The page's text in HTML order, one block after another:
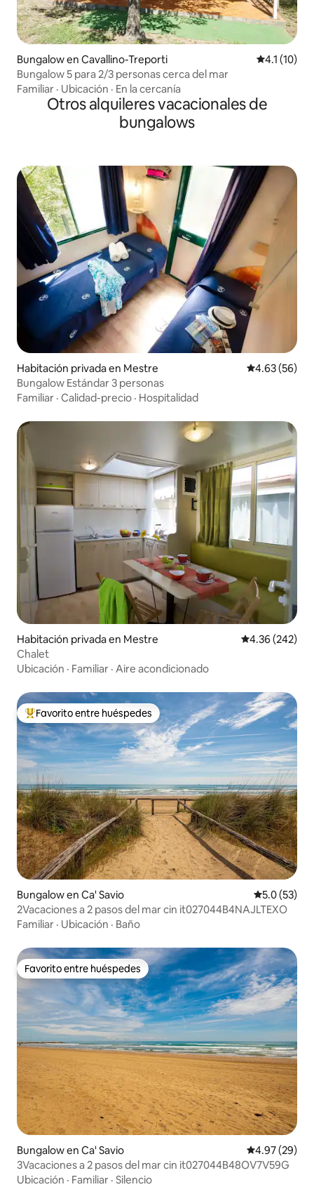
Bungalow en Cavallino-Treporti Calificación
4.1 (10)
Bungalow 5 para 2/3 personas cerca del mar
Familiar · Ubicación · En la cercanía
Otros alquileres vacacionales de
bungalows
Habitación privada en Mestre Calificación
4.63 (56)
Bungalow Estándar 3 personas
Familiar · Calidad-precio · Hospitalidad
Habitación privada en Mestre Calificación
4.36 (242)
Chalet
Ubicación · Familiar · Aire acondicionado
Favorito entre huéspedes preferido
Favorito entre huéspedes
Bungalow en Ca' Savio Calificación
5.0 (53)
2Vacaciones a 2 pasos del mar cin it027044B4NAJLTEXO
Familiar · Ubicación · Baño
Favorito entre huéspedes
Favorito entre huéspedes
Bungalow en Ca' Savio Calificación
4.97 (29)
3Vacaciones a 2 pasos del mar cin it027044B48OV7V59G
Ubicación · Familiar · Silencio